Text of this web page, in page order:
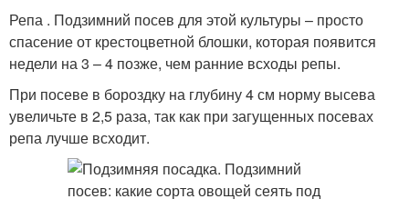
Репа . Подзимний посев для этой культуры – просто
спасение от крестоцветной блошки, которая появится
недели на 3 – 4 позже, чем ранние всходы репы.
При посеве в бороздку на глубину 4 см норму высева
увеличьте в 2,5 раза, так как при загущенных посевах
репа лучше всходит.